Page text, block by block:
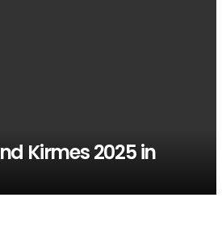
Kirmes 2025 in